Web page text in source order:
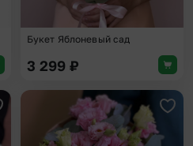
Букет Яблоневый сад
3 299 ₽
Добавить в избранное